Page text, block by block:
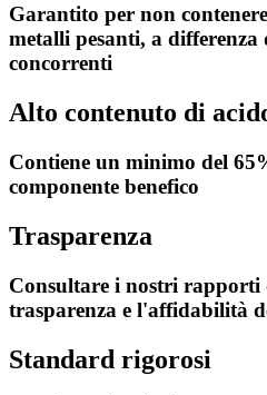
Garantito per non
metalli pesanti, a
concorrenti
Alto contenuto di
Contiene un minimo del
componente benefico
Trasparenza
Consultare i nostri rapporti
trasparenza e l'affidabilità
Standard rigorosi